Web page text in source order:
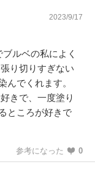
2023/9/17
ルベの私によく
り切りすぎない
んでくれます。
きで、一度塗り
ところが好きで
参考になった 0